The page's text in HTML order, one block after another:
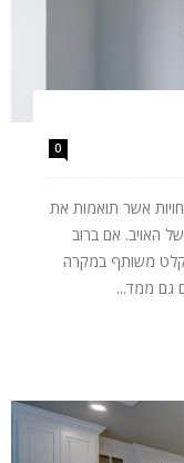
0
אשר תואמות את
האויב. אם ברוב
משותף במקרה
גם ממד...